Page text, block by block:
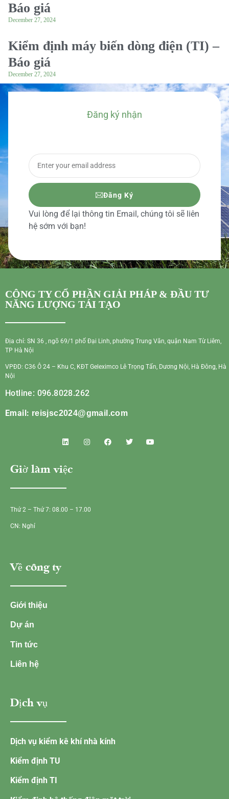
Báo giá
December 27, 2024
Kiểm định máy biến dòng điện (TI) –
Báo giá
December 27, 2024
Đăng ký nhận
Đăng Ký
Vui lòng để lại thông tin Email, chúng tôi sẽ liên
hệ sớm với bạn!
CÔNG TY CỔ PHẦN GIẢI PHÁP & ĐẦU TƯ
NĂNG LƯỢNG TÁI TẠO
Địa chỉ: SN 36 , ngõ 69/1 phố Đại Linh, phường Trung Văn, quận Nam Từ Liêm,
TP Hà Nội
VPĐD: C36 Ô 24 – Khu C, KĐT Geleximco Lê Trọng Tấn, Dương Nội, Hà Đông, Hà
Nội
Hotline: 096.8028.262
Email: reisjsc2024@gmail.com
Giờ làm việc
Thứ 2 – Thứ 7: 08.00 – 17.00
CN: Nghỉ
Về công ty
Giới thiệu
Dự án
Tin tức
Liên hệ
Dịch vụ
Dịch vụ kiểm kê khí nhà kính
Kiểm định TU
Kiểm định TI